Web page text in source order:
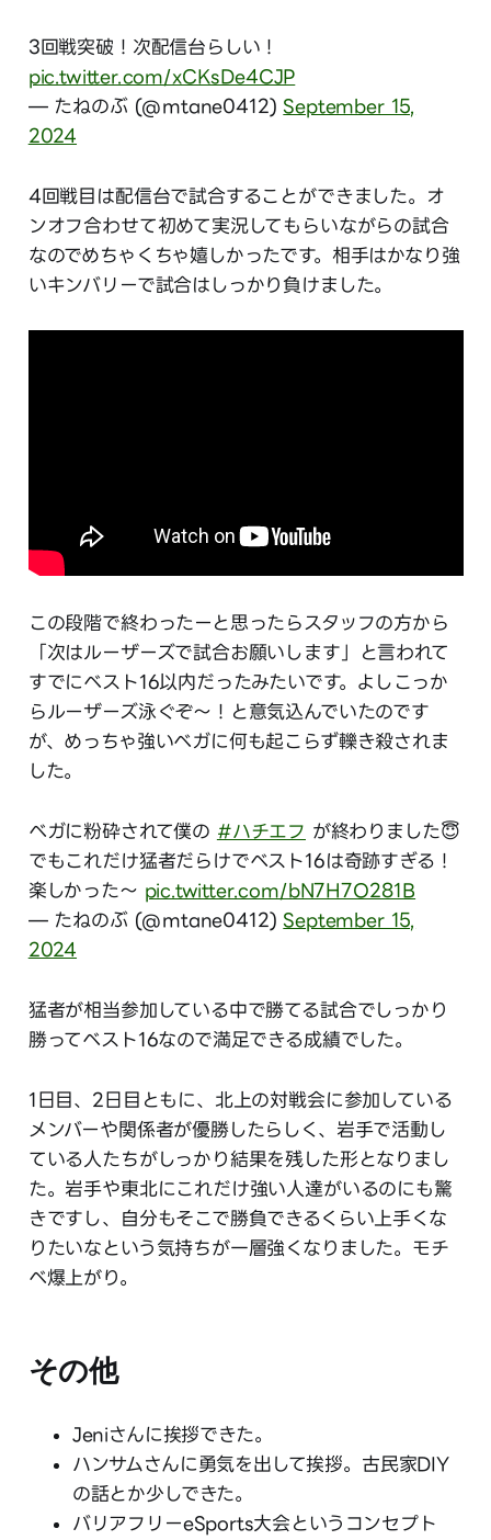
3回戦突破！次配信台らしい！
pic.twitter.com/xCKsDe4CJP
— たねのぶ (@mtane0412)September 15,
2024
4回戦目は配信台で試合することができました。オ
ンオフ合わせて初めて実況してもらいながらの試合
なのでめちゃくちゃ嬉しかったです。相手はかなり強
いキンバリーで試合はしっかり負けました。
この段階で終わったーと思ったらスタッフの方から
「次はルーザーズで試合お願いします」と言われて
すでにベスト16以内だったみたいです。よしこっか
らルーザーズ泳ぐぞ〜！と意気込んでいたのです
が、めっちゃ強いベガに何も起こらず轢き殺されま
した。
ベガに粉砕されて僕の #ハチエフ が終わりました😇
でもこれだけ猛者だらけでベスト16は奇跡すぎる！
楽しかった〜 pic.twitter.com/bN7H7O281B
— たねのぶ (@mtane0412)September 15,
2024
猛者が相当参加している中で勝てる試合でしっかり
勝ってベスト16なので満足できる成績でした。
1日目、2日目ともに、北上の対戦会に参加している
メンバーや関係者が優勝したらしく、岩手で活動し
ている人たちがしっかり結果を残した形となりまし
た。岩手や東北にこれだけ強い人達がいるのにも驚
きですし、自分もそこで勝負できるくらい上手くな
りたいなという気持ちが一層強くなりました。モチ
ベ爆上がり。
その他
Jeniさんに挨拶できた。
ハンサムさんに勇気を出して挨拶。古民家DIY
の話とか少しできた。
バリアフリーeSports大会というコンセプト